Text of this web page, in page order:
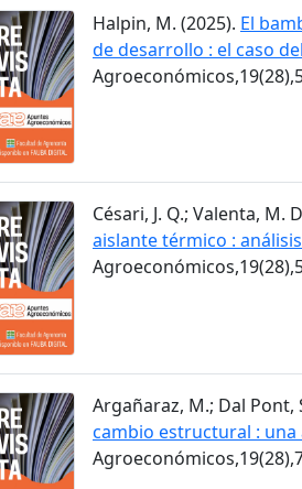
Halpin, M. (2025). El
de desarrollo : el caso
Césari, J. Q.; Valenta, M.
aislante térmico :
Argañaraz, M.; Dal Pont,
cambio estructural :